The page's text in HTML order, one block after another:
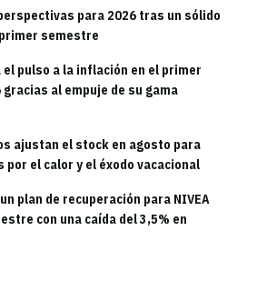
para 2026 tras un sólido
semestre
el pulso a la inflación en el primer
al empuje de su gama
ajustan el stock en agosto para
el calor y el éxodo vacacional
plan de recuperación para NIVEA
con una caída del 3,5% en